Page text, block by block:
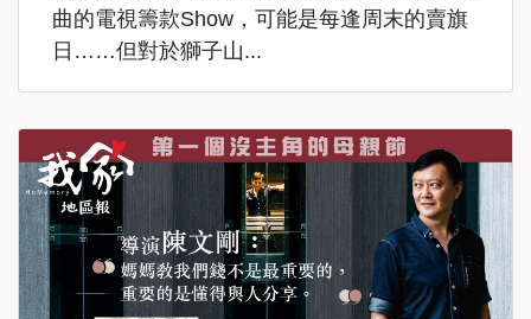
曲的電視籌款Show，可能是每逢周末的賣旗
日……但對於獅子山...